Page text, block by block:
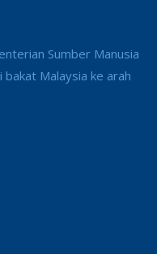
Sumber Manusia
Malaysia ke arah